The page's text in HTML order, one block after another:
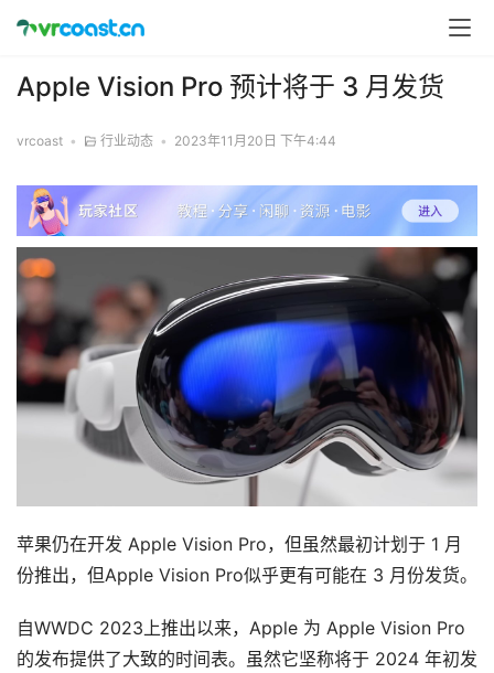
Apple Vision Pro 预计将于 3 月发货
vrcoast • 行业动态 • 2023年11月20日 下午4:44
苹果仍在开发 Apple Vision Pro，但虽然最初计划于 1 月
份推出，但Apple Vision Pro似乎更有可能在 3 月份发货。
自WWDC 2023上推出以来，Apple 为 Apple Vision Pro
的发布提供了大致的时间表。虽然它坚称将于 2024 年初发